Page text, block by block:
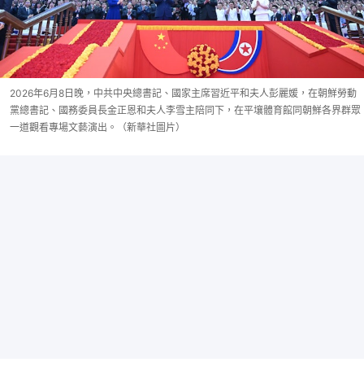
2026年6月8日晚，中共中央總書記、國家主席習近平和夫人彭麗媛，在朝鮮勞動
黨總書記、國務委員長金正恩和夫人李雪主陪同下，在平壤體育館同朝鮮各界群眾
一道觀看專場文藝演出。（新華社圖片）